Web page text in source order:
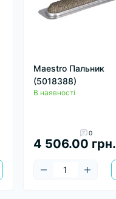
Maestro Пальник
(5018388)
В наявності
0
4 506.00 грн.